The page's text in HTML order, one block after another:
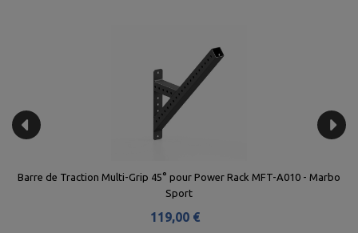
Power Rack MFT-A010 - Marbo
Poignée Mousqueton pour Power